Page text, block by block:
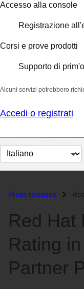
Accesso alla console
Registrazione
Corsi e prove prodotti
Supporto di
Alcuni servizi potrebbero
Accedi o registrati
Cambia
lingua
Press releases Red
Red Hat
Rating
Partner